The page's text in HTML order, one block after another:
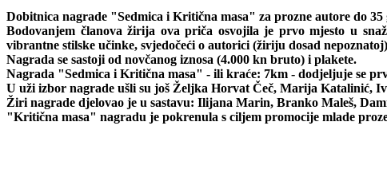
Dobitnica nagrade "Sedmica i Kritična masa" za prozne autore do
Bodovanjem članova žirija ova priča osvojila je prvo mjesto u
vibrantne stilske učinke, svjedočeći o autorici (žiriju dosad
Nagrada se sastoji od novčanog iznosa (4.000 kn bruto) i plakete.
Nagrada "Sedmica i Kritična masa" - ili kraće: 7km - dodjeljuje se
U uži izbor nagrade ušli su još Željka Horvat Čeč, Marija Katalinić,
Žiri nagrade djelovao je u sastavu: Ilijana Marin, Branko Maleš,
"Kritična masa" nagradu je pokrenula s ciljem promocije mlade